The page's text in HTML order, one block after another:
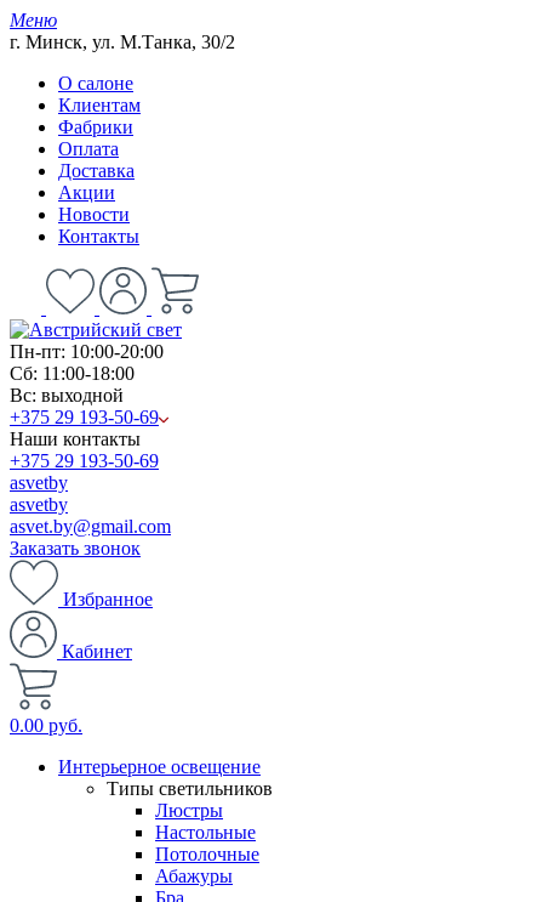
Меню
г. Минск, ул. М.Танка, 30/2
О салоне
Клиентам
Фабрики
Оплата
Доставка
Акции
Новости
Контакты
Пн-пт: 10:00-20:00
Сб: 11:00-18:00
Вс: выходной
+375 29 193-50-69
Наши контакты
+375 29 193-50-69
asvetby
asvetby
asvet.by@gmail.com
Заказать звонок
Избранное
Кабинет
0.00 руб.
Интерьерное освещение
Типы светильников
Люстры
Настольные
Потолочные
Абажуры
Бра